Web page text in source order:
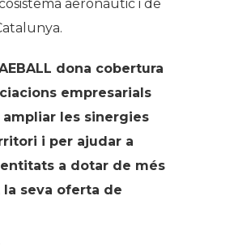
aeronàutic i de
dona cobertura
empresarials
ampliar les sinergies
i per ajudar a
a dotar de més
seva oferta de